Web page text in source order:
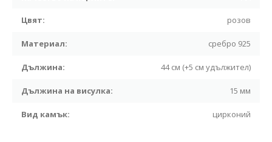
Цвят: розов
Материал: сребро 925
Дължина: 44 см (+5 см удължител)
Дължина на висулка: 15 мм
Вид камък: цирконий